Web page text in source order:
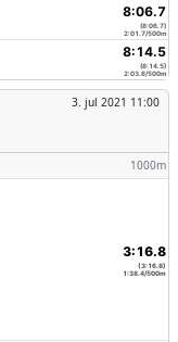
8:06.7
(8:06.7)
2:01.7/500m
8:14.5
(8:14.5)
2:03.6/500m
3. jul 2021 11:00
1000m
3:16.8
(3:16.8)
1:38.4/500m